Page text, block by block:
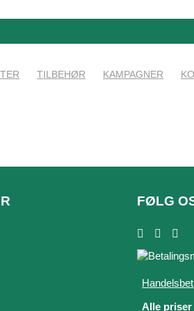
TILBEHØR KAMPAGNER
FØLG
Alle priser